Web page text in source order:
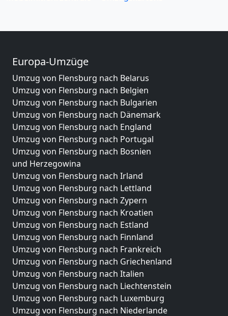
Europa-Umzüge
Umzug von Flensburg nach Belarus
Umzug von Flensburg nach Belgien
Umzug von Flensburg nach Bulgarien
Umzug von Flensburg nach Dänemark
Umzug von Flensburg nach England
Umzug von Flensburg nach Portugal
Umzug von Flensburg nach Bosnien
und Herzegowina
Umzug von Flensburg nach Irland
Umzug von Flensburg nach Lettland
Umzug von Flensburg nach Zypern
Umzug von Flensburg nach Kroatien
Umzug von Flensburg nach Estland
Umzug von Flensburg nach Finnland
Umzug von Flensburg nach Frankreich
Umzug von Flensburg nach Griechenland
Umzug von Flensburg nach Italien
Umzug von Flensburg nach Liechtenstein
Umzug von Flensburg nach Luxemburg
Umzug von Flensburg nach Niederlande